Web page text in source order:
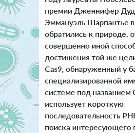
премии Дженнифер
Эммануэль Шарпантье
обратились к природе,
совершенно иной
достижения той же
Cas9, обнаруженный у
специализированной
системе под названием
использует короткую
последовательность
поиска интересующего